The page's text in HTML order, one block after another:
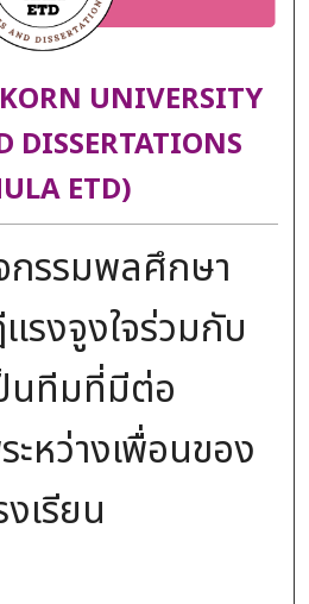
UNIVERSITY
DISSERTATIONS
ETD)
กรรมพลศึกษา
รงจูงใจร่วมกับ
นทีมที่มีต่อ
หว่างเพื่อนของ
เรียน